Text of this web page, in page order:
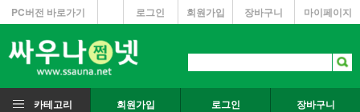
PC버전 바로가기 마이페이지
장바구니
회원가입
로그인
카테고리 회원가입 로그인 장바구니